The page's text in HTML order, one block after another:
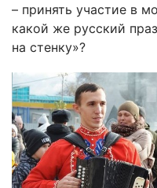
– принять участие в
какой же русский
на стенку»?